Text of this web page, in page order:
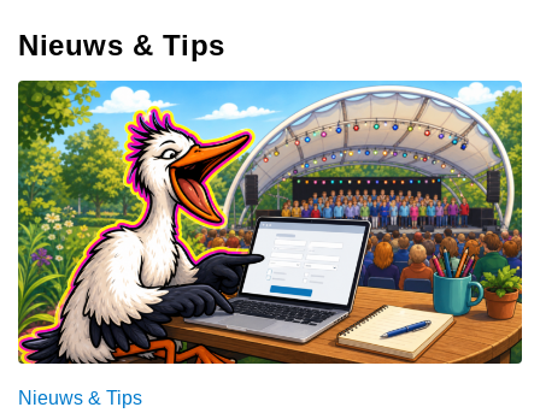
Nieuws & Tips
Nieuws & Tips